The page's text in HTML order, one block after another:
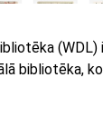
(WDL)
bibliotēka,